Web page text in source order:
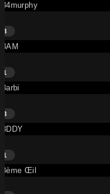
34murphy
3
3AM
1
3arbi
3
3DDY
1
3ème Œil